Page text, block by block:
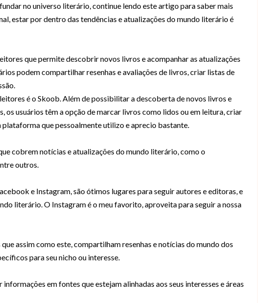
no universo literário, continue lendo este artigo para saber mais
estar por dentro das tendências e atualizações do mundo literário é
que permite descobrir novos livros e acompanhar as atualizações
podem compartilhar resenhas e avaliações de livros, criar listas de
é o Skoob. Além de possibilitar a descoberta de novos livros e
os usuários têm a opção de marcar livros como lidos ou em leitura, criar
que pessoalmente utilizo e aprecio bastante.
cobrem notícias e atualizações do mundo literário, como o
outros.
e Instagram, são ótimos lugares para seguir autores e editoras, e
literário. O Instagram é o meu favorito, aproveita para seguir a nossa
assim como este, compartilham resenhas e notícias do mundo dos
para seu nicho ou interesse.
em fontes que estejam alinhadas aos seus interesses e áreas